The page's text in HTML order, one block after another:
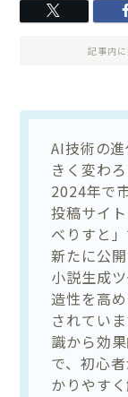
記事内
AI技術の
きく変わ
2024年で
投稿サイ
べりすと
新たに公
小説生成
造性を高
されてい
識から効
で、初心
かりやすく